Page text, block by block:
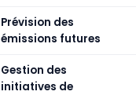
Prévision des
émissions futures
Gestion des
initiatives de